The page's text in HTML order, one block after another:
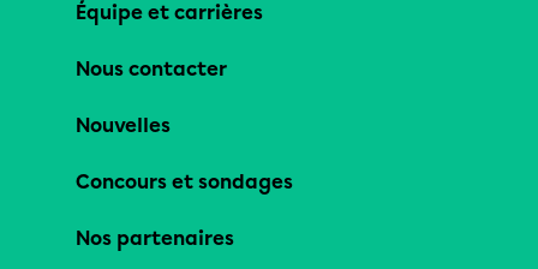
Équipe et carrières
Nous contacter
Nouvelles
Concours et sondages
Nos partenaires